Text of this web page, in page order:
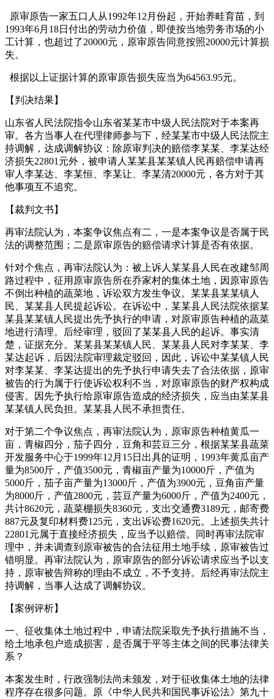
原审原告一家五口人从1992年12月份起，开始养畦育苗，到
1993年6月18日付出的劳动力价值，即使按当地劳务市场的小
工计算，也超过了20000元，原审原告同意按照20000元计算损
失。
根据以上证据计算的原审原告损失应当为64563.95元。
【判决结果】
山东省人民法院指令山东省某某市中级人民法院对于本案再
审。各方当事人在代理律师参与下，经某某市中级人民法院主
持调解，达成调解协议：除原审判决的赔偿李某某、李某达经
济损失22801元外，被申请人某某县某某镇人民再赔偿申请再
审人李某达、李某恒、李某让、李某清20000元，各方对于其
他事项互不追究。
【裁判文书】
再审法院认为，本案争议焦点有二，一是本案争议是否属于民
法的调整范围；二是原审原告的赔偿请求计算是否有依据。
针对个焦点，再审法院认为：被上诉人某某县人民在改建邹周
路过程中，征用原审原告所在乔家村的集体土地，因原审原告
不倒出种植的蔬菜地，诉讼双方发生争议。某某县某某镇人
民、某某县人民提起诉讼。在诉讼中，某某县人民法院依据某
某县某某镇人民提出先予执行的申请，对原审原告种植的蔬菜
地进行清理。后经审理，驳回了某某县人民的起诉。事实清
楚，证据充分。某某县某某镇人民、某某县人民对李某某、李
某达起诉，后因法院审理裁定驳回，因此，诉讼中某某镇人民
对李某某、李某达提出的先予执行申请失去了合法依据，原审
被告的行为属于行使诉讼权利不当，对原审原告的财产权构成
侵害。因先予执行给原审原告造成的经济损失，应当由某某县
某某镇人民负担。某某县人民不承担责任。
对于第二个争议焦点，再审法院认为，原审原告种植黄瓜一
亩，青椒四分，茄子四分，豆角和芸豆三分，根据某某县蔬菜
开发服务中心于1999年12月15日出具的证明，1993年黄瓜亩产
量为8500斤，产值3500元，青椒亩产量为10000斤，产值为
5000斤，茄子亩产量为13000斤，产值为3900元，豆角亩产量
为8000斤，产值2800元，芸豆产量为6000斤，产值为2400元，
共计8620元，蔬菜棚损失8360元，支出交通费3189元，邮寄费
887元及复印材料费125元，支出诉讼费1620元。上述损失共计
22801元属于直接经济损失，应当予以赔偿。同时再审法院审
理中，并未调查到原审被告的合法征用土地手续，原审被告过
错明显。再审法院认为，原审原告的部分诉讼请求应当予以支
持，原审被告辩称的理由不成立，不予支持。后经再审法院主
持调解，当事人达成了调解协议。
【案例评析】
一、征收集体土地过程中，申请法院采取先予执行措施不当，
给土地承包户造成损害，是否属于平等主体之间的民事法律关
系？
本案发生时，行政强制法尚未颁发，对于征收集体土地的法律
程序存在很多问题。原《中华人民共和国民事诉讼法》第九十